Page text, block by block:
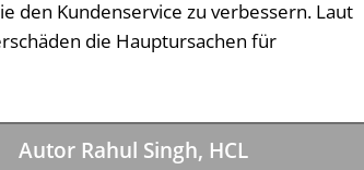
den Kundenservice zu verbessern. Laut
die Hauptursachen für
Autor Rahul Singh, HCL